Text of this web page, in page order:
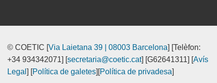
© COETIC [Via Laietana 39 | 08003 Barcelona] [Telèfon:
+34 934342071] [secretaria@coetic.cat] [G62641311] [Avís
Legal ] [Política de galetes][Política de privadesa]